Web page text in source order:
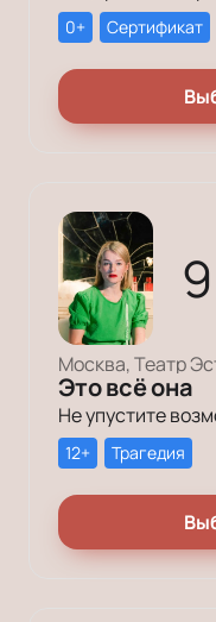
0+ Сертификат
9
Москва, Театр
Это всё она
12+ Трагедия